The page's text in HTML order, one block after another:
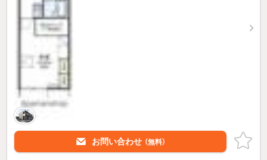
お問い合わせ （無料）